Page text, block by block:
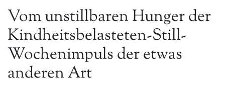
Vom unstillbaren Hunger der
Kindheitsbelasteten-Still-
Wochenimpuls der etwas
anderen Art